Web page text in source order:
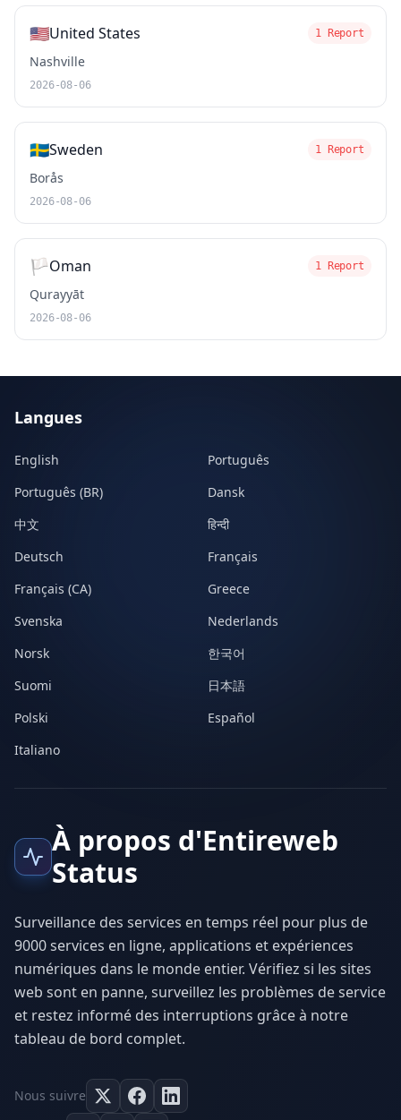
🇺🇸United States 1 Report
Nashville
2026-08-06
🇸🇪Sweden 1 Report
Borås
2026-08-06
🏳️Oman 1 Report
Qurayyāt
2026-08-06
Langues
English
Português
Português (BR)
Dansk
中文
हिन्दी
Deutsch
Français
Français (CA)
Greece
Svenska
Nederlands
Norsk
한국어
Suomi
日本語
Polski
Español
Italiano
À propos d'Entireweb
Status
Surveillance des services en temps réel pour plus de
9000 services en ligne, applications et expériences
numériques dans le monde entier. Vérifiez si les sites
web sont en panne, surveillez les problèmes de service
et restez informé des interruptions grâce à notre
tableau de bord complet.
Nous suivre